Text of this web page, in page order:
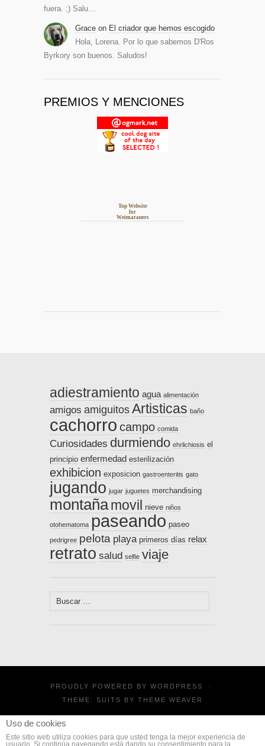
fuera. ;) Salu…
Grace on El criador que hemos escogido
Hola, Lorena. Por lo que sabemos D'Ros
Byrkory son buenos. Saludos!
PREMIOS Y MENCIONES
Top Website
for
Weimaraners
adiestramiento agua alimentación
amigos amiguitos Artisticas baño
cachorro campo comida
Curiosidades durmiendo ehrlichiosis el
principio enfermedad esterilización
exhibicion exposicion gastroenteritis gato
jugando jugar juguetes merchandising
montañamovil nieve niños
otohematoma paseando paseo
pedrigree pelota playa primeros días relax
retrato salud selfie viaje
Buscar:
PROUDLY POWERED BY WORDPRESS
·
THEME: SUITS BY THEME WEAVER
Uso de cookies
Este sitio web utiliza cookies para que usted tenga la mejor experiencia de
usuario. Si continúa navegando está dando su consentimiento para la